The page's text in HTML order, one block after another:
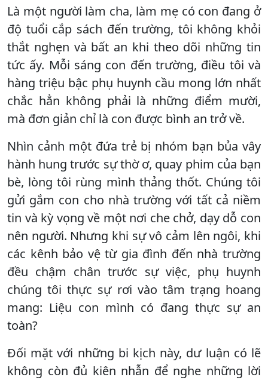
Là một người làm cha, làm mẹ có con đang ở
độ tuổi cắp sách đến trường, tôi không khỏi
thắt nghẹn và bất an khi theo dõi những tin
tức ấy. Mỗi sáng con đến trường, điều tôi và
hàng triệu bậc phụ huynh cầu mong lớn nhất
chắc hẳn không phải là những điểm mười,
mà đơn giản chỉ là con được bình an trở về.
Nhìn cảnh một đứa trẻ bị nhóm bạn bủa vây
hành hung trước sự thờ ơ, quay phim của bạn
bè, lòng tôi rùng mình thảng thốt. Chúng tôi
gửi gắm con cho nhà trường với tất cả niềm
tin và kỳ vọng về một nơi che chở, dạy dỗ con
nên người. Nhưng khi sự vô cảm lên ngôi, khi
các kênh bảo vệ từ gia đình đến nhà trường
đều chậm chân trước sự việc, phụ huynh
chúng tôi thực sự rơi vào tâm trạng hoang
mang: Liệu con mình có đang thực sự an
toàn?
Đối mặt với những bi kịch này, dư luận có lẽ
không còn đủ kiên nhẫn để nghe những lời